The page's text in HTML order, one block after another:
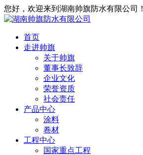
您好，欢迎来到湖南帅旗防水有限公司！
首页
走进帅旗
关于帅旗
董事长致辞
企业文化
荣誉资质
社会责任
产品中心
涂料
卷材
工程中心
国家重点工程